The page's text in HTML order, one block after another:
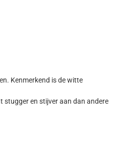
Kenmerkend is de witte
stugger en stijver aan dan andere